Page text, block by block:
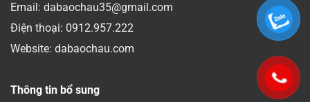
Email: dabaochau35@gmail.com
Điện thoại: 0912.957.222
Website: dabaochau.com
Thông tin bổ sung